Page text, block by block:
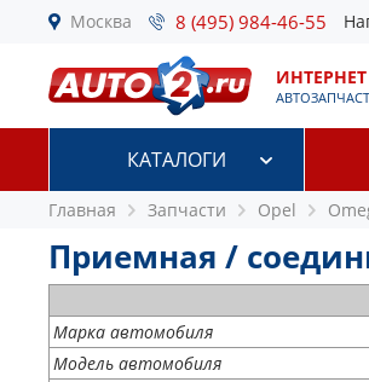
Москва 8 (495) 984-46-55
КАТАЛОГИ
Главная Запчасти Opel
Приемная /
Марка автомобиля
Модель автомобиля